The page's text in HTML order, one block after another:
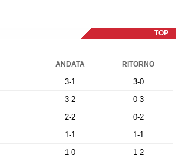
TOP
ANDATA RITORNO
3-1
3-0
3-2
0-3
2-2
0-2
1-1
1-1
1-0
1-2